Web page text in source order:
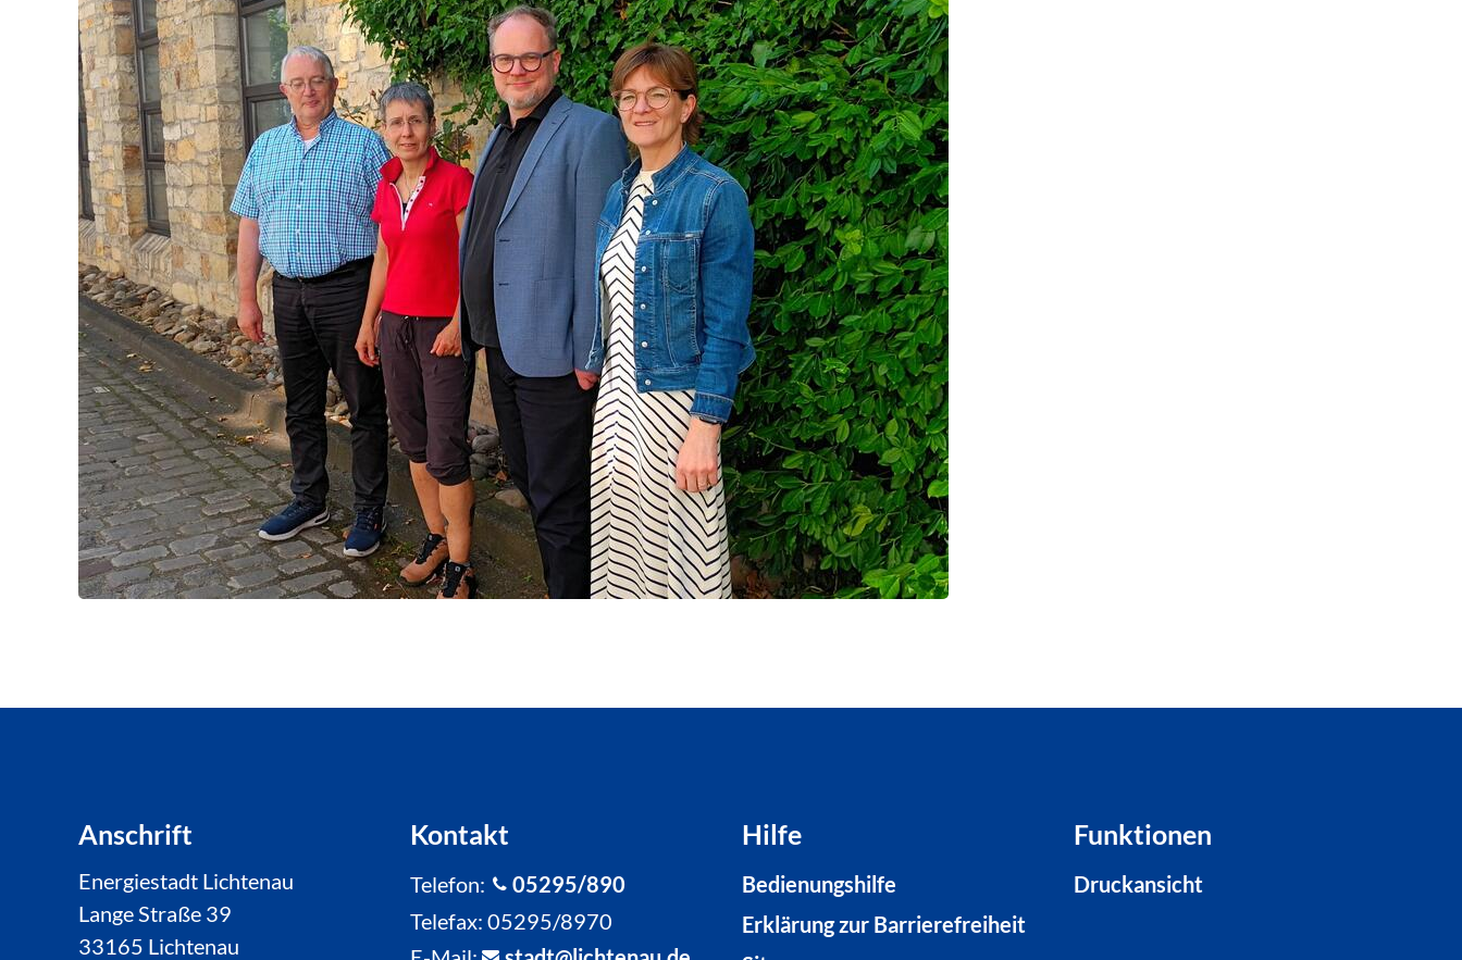
Anschrift
Energiestadt Lichtenau
Lange Straße 39
33165 Lichtenau
Kontakt
Telefon:
05295/890
Telefax: 05295/8970
Hilfe
Bedienungshilfe
Erklärung zur Barrierefreiheit
Funktionen
Druckansicht